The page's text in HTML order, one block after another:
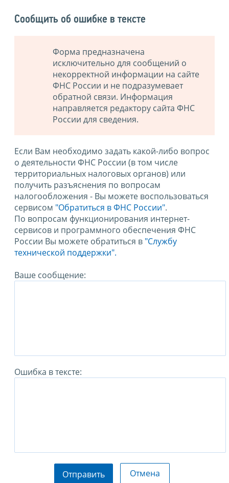
Сообщить об ошибке в тексте
Форма предназначена
исключительно для сообщений о
некорректной информации на сайте
ФНС России и не подразумевает
обратной связи. Информация
направляется редактору сайта ФНС
России для сведения.
Если Вам необходимо задать какой-либо вопрос
о деятельности ФНС России (в том числе
территориальных налоговых органов) или
получить разъяснения по вопросам
налогообложения - Вы можете воспользоваться
сервисом "Обратиться в ФНС России".
По вопросам функционирования интернет-
сервисов и программного обеспечения ФНС
России Вы можете обратиться в "Службу
технической поддержки".
Ваше сообщение:
Ошибка в тексте:
Отправить Отмена